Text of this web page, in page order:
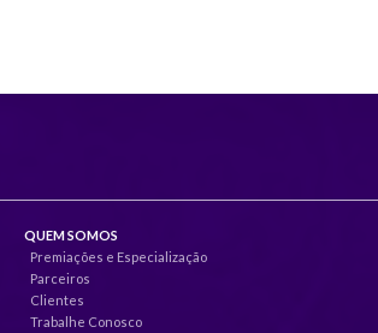
QUEM SOMOS
Premiações e Especialização
Parceiros
Clientes
Trabalhe Conosco